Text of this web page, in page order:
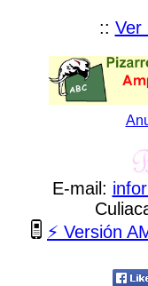
:: Ver
E-mail:
⚡ Versión